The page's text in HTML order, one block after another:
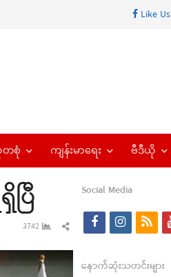
Like Us
စုံ ကျန်းမာရေး ဗီဒီယို
ြီ
3742
Share
post
Social Media
f
c
i
s
r
s
နောက်ဆုံးသတင်းများ